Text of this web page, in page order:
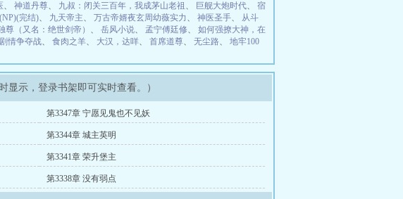
、 神道丹尊、 九叔：闭关三百年，我成茅山老祖 、 巨舰大炮时代、 宿
完结)、 九天帝主、 万古帝婿夜玄周幼薇实力 、 神医圣手、 从斗
尊（又名：绝世剑帝） 、 岳风小说、 孟宁傅廷修、 如何强撩大神，在
情争夺战、 食肉之羊、 大汉，达咩、 首席道尊、 无尘路、 地牢100
显示，登录书架即可实时查看。）
第3347章 宁愿见鬼也不见妖
第3344章 城主英明
第3341章 荣升堡主
第3338章 没有弱点